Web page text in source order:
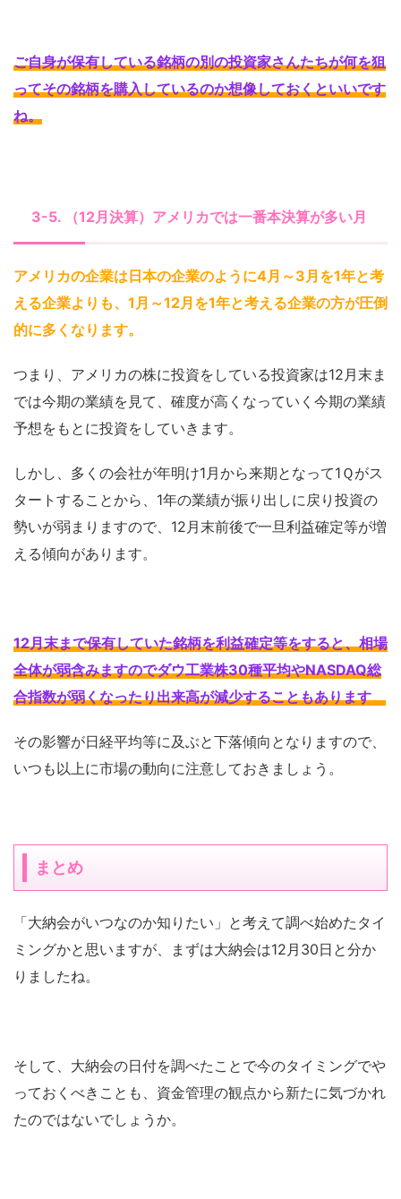
ご自身が保有している銘柄の別の投資家さんたちが何を狙
ってその銘柄を購入しているのか想像しておくといいです
ね。
3-5. （12月決算）アメリカでは一番本決算が多い月
アメリカの企業は日本の企業のように4月～3月を1年と考
える企業よりも、1月～12月を1年と考える企業の方が圧倒
的に多くなります。
つまり、アメリカの株に投資をしている投資家は12月末ま
では今期の業績を見て、確度が高くなっていく今期の業績
予想をもとに投資をしていきます。
しかし、多くの会社が年明け1月から来期となって1Ｑがス
タートすることから、1年の業績が振り出しに戻り投資の
勢いが弱まりますので、12月末前後で一旦利益確定等が増
える傾向があります。
12月末まで保有していた銘柄を利益確定等をすると、相場
全体が弱含みますのでダウ工業株30種平均やNASDAQ総
合指数が弱くなったり出来高が減少することもあります。
その影響が日経平均等に及ぶと下落傾向となりますので、
いつも以上に市場の動向に注意しておきましょう。
まとめ
「大納会がいつなのか知りたい」と考えて調べ始めたタイ
ミングかと思いますが、まずは大納会は12月30日と分か
りましたね。
そして、大納会の日付を調べたことで今のタイミングでや
っておくべきことも、資金管理の観点から新たに気づかれ
たのではないでしょうか。